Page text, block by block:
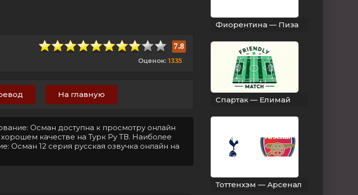
7.8
Оценок: 1335
На главную
Осман доступна к просмотру онлайн
хорошем качестве на Турк Ру ТВ. Наиболее
Осман 12 серия русская озвучка онлайн на
Фиорентина — Пиза
Спартак — Елимай
Тоттенхэм — Арсенал